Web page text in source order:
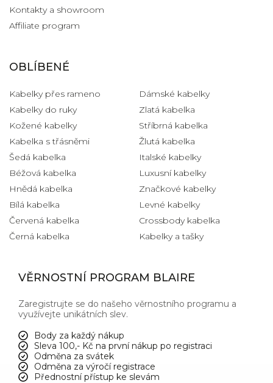
Kontakty a showroom
Affiliate program
OBLÍBENÉ
Kabelky přes rameno
Kabelky do ruky
Kožené kabelky
Kabelka s třásněmi
Šedá kabelka
Béžová kabelka
Hnědá kabelka
Bílá kabelka
Červená kabelka
Černá kabelka
Dámské kabelky
Zlatá kabelka
Stříbrná kabelka
Žlutá kabelka
Italské kabelky
Luxusní kabelky
Značkové kabelky
Levné kabelky
Crossbody kabelka
Kabelky a tašky
VĚRNOSTNÍ PROGRAM BLAIRE
Zaregistrujte se do našeho věrnostního programu a
využívejte unikátních slev.
Body za každý nákup
Sleva 100,- Kč na první nákup po registraci
Odměna za svátek
Odměna za výročí registrace
Přednostní přístup ke slevám